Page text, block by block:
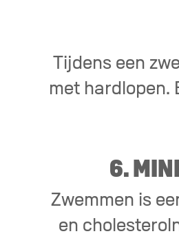
Tijdens een
met hardlopen.
6.
Zwemmen is
en